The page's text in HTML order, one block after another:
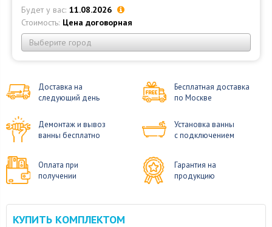
Будет у вас: 11.08.2026
Стоимость: Цена договорная
Выберите город
Доставка на
следующий день
Бесплатная доставка
по Москве
Демонтаж и вывоз
ванны бесплатно
Установка ванны
с подключением
Оплата при
получении
Гарантия на
продукцию
КУПИТЬ КОМПЛЕКТОМ